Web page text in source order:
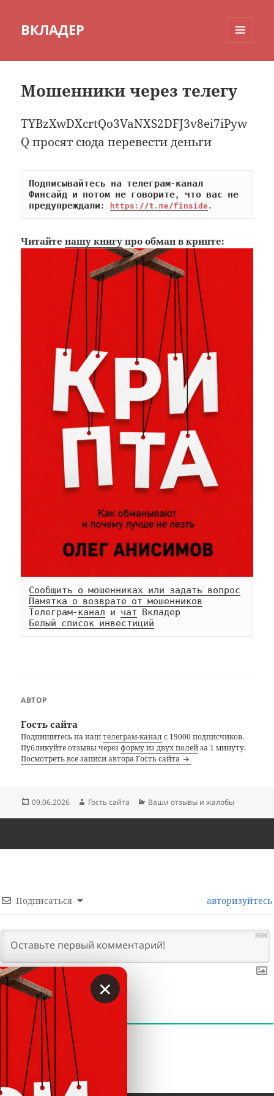
ВКЛАДЕР
Мошенники через телегу
TYBzXwDXcrtQo3VaNXS2DFJ3v8ei7iPyw
Q просят сюда перевести деньги
Подписывайтесь на телеграм-канал
Финсайд и потом не говорите, что вас не
предупреждали: https://t.me/finside.
Читайтенашу книгу про обман в крипте:
Сообщить о мошенниках или задать вопрос
Памятка о возврате от мошенников
Телеграм-канал и чат
Белый список инвестиций
АВТОР
Гость сайта
Подпишитесь на наштелеграм-каналс 19000 подписчиков.
Публикуйте отзывы черезформу из двух полейза 1 минуту.
Посмотреть все записи автора Гость сайта
Опубликовано
09.06.2026 Автор
Гость сайта Рубрики
Ваши отзывы и жалобы
Подписаться авторизуйтесь
5000
КОММЕНТАРИИ
×